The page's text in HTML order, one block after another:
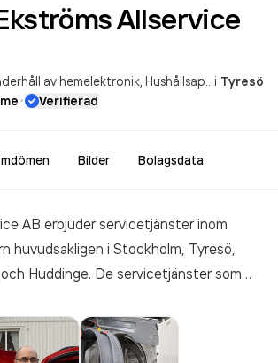
Allservice
av hemelektronik Hushållsapparatservice i Tyresö
· Verifierad
Bilder Bolagsdata
AB erbjuder servicetjänster inom
huvudsakligen i Stockholm, Tyresö,
Huddinge. De servicetjänster som
drift och underhåll menas tillsyn
av fastighetens förbrukning samt